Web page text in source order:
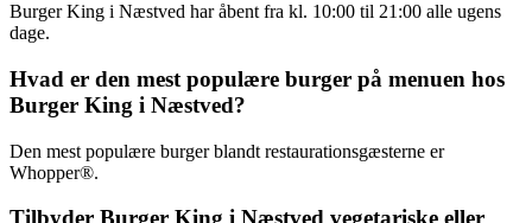
Burger King i Næstved har åbent fra kl. 10:00 til 21:00 alle ugens
dage.
Hvad er den mest populære burger på menuen hos
Burger King i Næstved?
Den mest populære burger blandt restaurationsgæsterne er
Whopper®.
Tilbyder Burger King i Næstved vegetariske eller